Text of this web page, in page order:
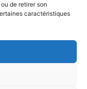
de retirer son
caractéristiques
psychologique